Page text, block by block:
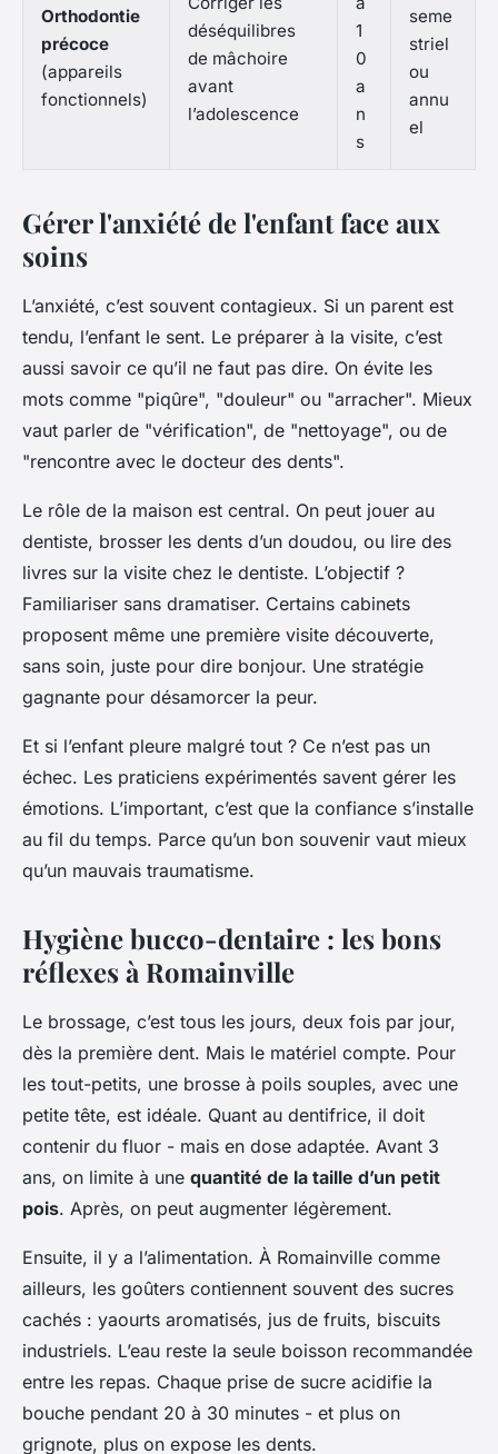
Orthodontie
précoce
(appareils
fonctionnels)
déséquilibres
de mâchoire
avant
l’adolescence
1
0
a
n
s
seme
striel
ou
annu
el
Gérer l'anxiété de l'enfant face aux
soins
L’anxiété, c’est souvent contagieux. Si un parent est
tendu, l’enfant le sent. Le préparer à la visite, c’est
aussi savoir ce qu’il ne faut pas dire. On évite les
mots comme "piqûre", "douleur" ou "arracher". Mieux
vaut parler de "vérification", de "nettoyage", ou de
"rencontre avec le docteur des dents".
Le rôle de la maison est central. On peut jouer au
dentiste, brosser les dents d’un doudou, ou lire des
livres sur la visite chez le dentiste. L’objectif ?
Familiariser sans dramatiser. Certains cabinets
proposent même une première visite découverte,
sans soin, juste pour dire bonjour. Une stratégie
gagnante pour désamorcer la peur.
Et si l’enfant pleure malgré tout ? Ce n’est pas un
échec. Les praticiens expérimentés savent gérer les
émotions. L’important, c’est que la confiance s’installe
au fil du temps. Parce qu’un bon souvenir vaut mieux
qu’un mauvais traumatisme.
Hygiène bucco-dentaire : les bons
réflexes à Romainville
Le brossage, c’est tous les jours, deux fois par jour,
dès la première dent. Mais le matériel compte. Pour
les tout-petits, une brosse à poils souples, avec une
petite tête, est idéale. Quant au dentifrice, il doit
contenir du fluor - mais en dose adaptée. Avant 3
ans, on limite à une quantité de la taille d’un petit
pois. Après, on peut augmenter légèrement.
Ensuite, il y a l’alimentation. À Romainville comme
ailleurs, les goûters contiennent souvent des sucres
cachés : yaourts aromatisés, jus de fruits, biscuits
industriels. L’eau reste la seule boisson recommandée
entre les repas. Chaque prise de sucre acidifie la
bouche pendant 20 à 30 minutes - et plus on
grignote, plus on expose les dents.